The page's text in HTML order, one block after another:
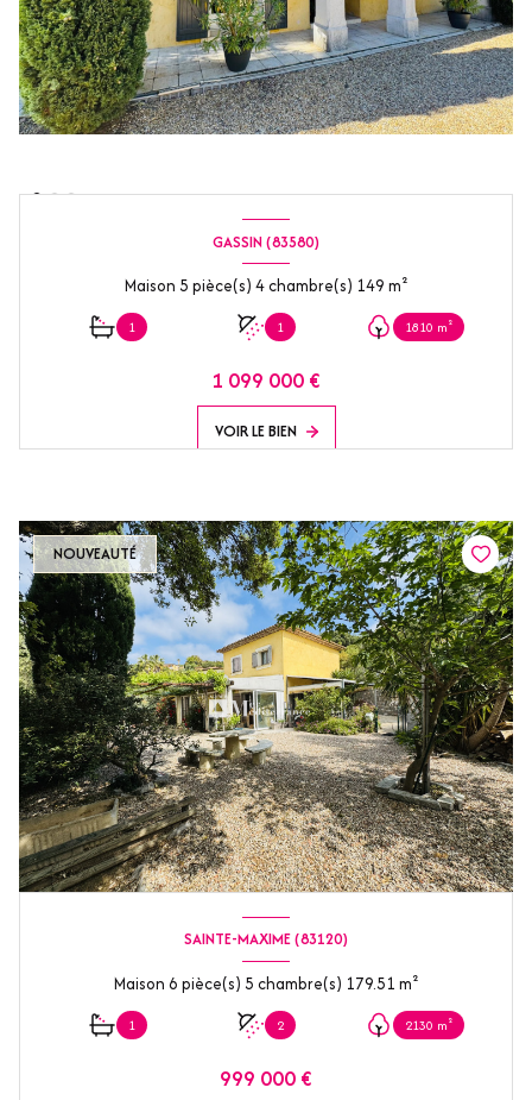
GASSIN (83580)
Maison 5 pièce(s) 4 chambre(s) 149 m²
1 1 1810 m²
1 099 000 €
VOIR LE BIEN
NOUVEAUTÉ
SAINTE-MAXIME (83120)
Maison 6 pièce(s) 5 chambre(s) 179.51 m²
1 2 2130 m²
999 000 €